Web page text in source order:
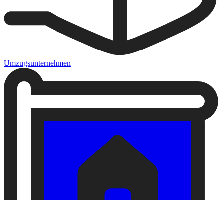
Umzugsunternehmen